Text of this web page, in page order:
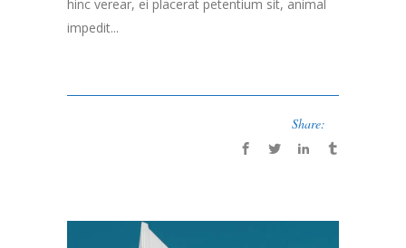
hinc verear, ei placerat petentium sit, animal
impedit...
Share: